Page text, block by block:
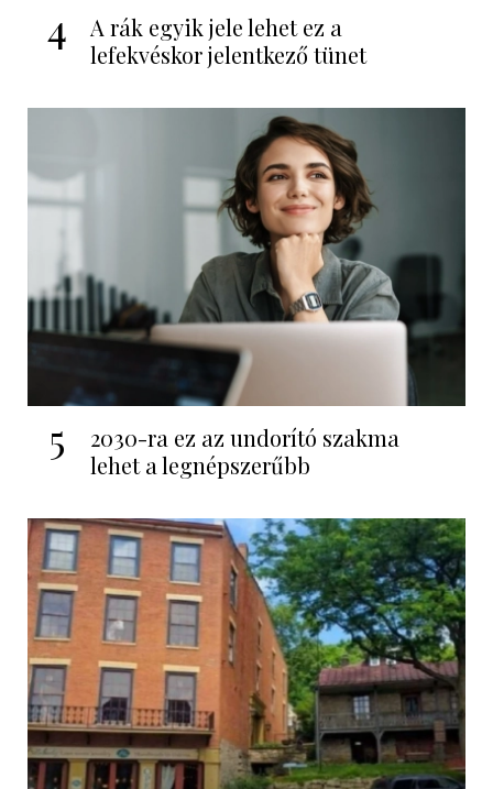
4
A rák egyik jele lehet ez a
lefekvéskor jelentkező tünet
5
2030-ra ez az undorító szakma
lehet a legnépszerűbb